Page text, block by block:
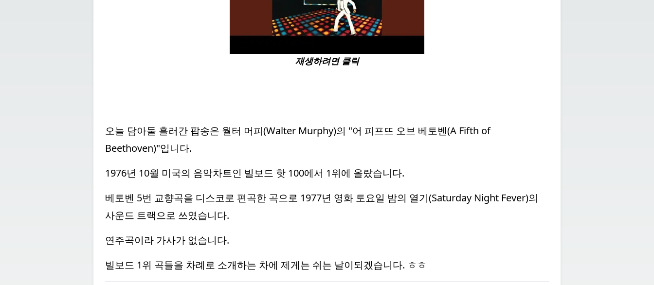
재생하려면 클릭
오늘 담아둘 흘러간 팝송은 월터 머피(Walter Murphy)의 "어 피프뜨 오브 베토벤(A Fifth of
Beethoven)"입니다.
1976년 10월 미국의 음악차트인 빌보드 핫 100에서 1위에 올랐습니다.
베토벤 5번 교향곡을 디스코로 편곡한 곡으로 1977년 영화 토요일 밤의 열기(Saturday Night Fever)의
사운드 트랙으로 쓰였습니다.
연주곡이라 가사가 없습니다.
빌보드 1위 곡들을 차례로 소개하는 차에 제게는 쉬는 날이되겠습니다. ㅎㅎ